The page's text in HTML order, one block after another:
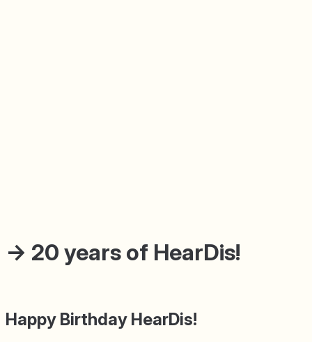
→ 20 years of HearDis!
Happy Birthday HearDis!